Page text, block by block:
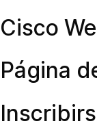
Cisco
Página